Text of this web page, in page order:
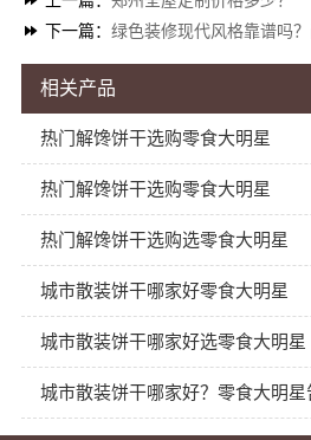
下一篇： 绿色装修现代风格靠谱吗
相关产品
热门解馋饼干选购零食大明星
热门解馋饼干选购零食大明星
热门解馋饼干选购选零食大明星
城市散装饼干哪家好零食大明星
城市散装饼干哪家好选零食大明星